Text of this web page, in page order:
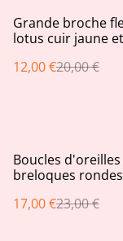
%
Grande broche
lotus cuir jaune
12,00 €20,00 €
%
Boucles
breloques rondes
bâtonnets crèmes
17,00 €23,00 €